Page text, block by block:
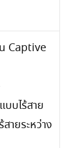
Captive
บไร้สาย
ายระหว่าง